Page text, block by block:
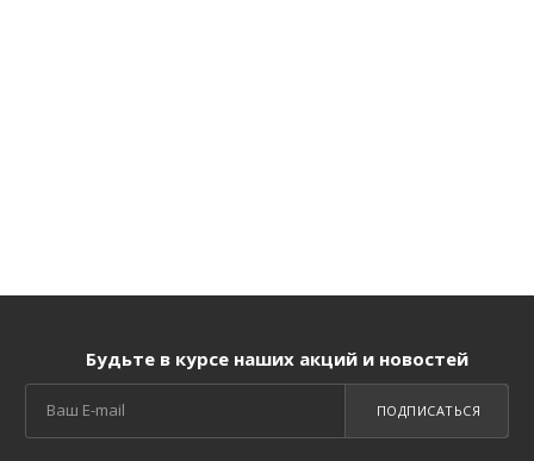
Будьте в курсе наших акций и новостей
ПОДПИСАТЬСЯ